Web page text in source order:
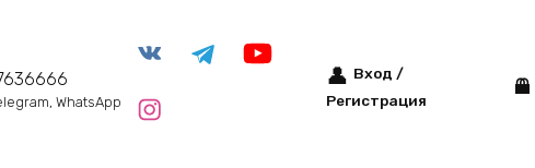
WhatsApp
Вход /
Регистрация